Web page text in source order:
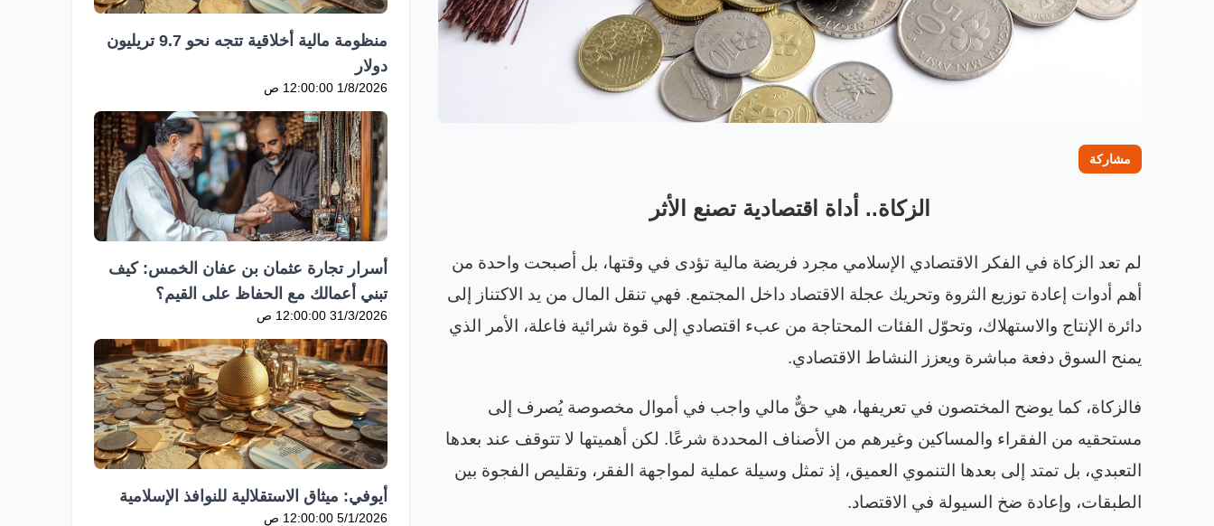
مشاركة
الزكاة.. أداة اقتصادية تصنع الأثر
لم تعد الزكاة في الفكر الاقتصادي الإسلامي مجرد فريضة مالية تؤدى في وقتها، بل أصبحت واحدة من
أهم أدوات إعادة توزيع الثروة وتحريك عجلة الاقتصاد داخل المجتمع. فهي تنقل المال من يد الاكتناز إلى
دائرة الإنتاج والاستهلاك، وتحوّل الفئات المحتاجة من عبء اقتصادي إلى قوة شرائية فاعلة، الأمر الذي
يمنح السوق دفعة مباشرة ويعزز النشاط الاقتصادي.
فالزكاة، كما يوضح المختصون في تعريفها، هي حقٌّ مالي واجب في أموال مخصوصة يُصرف إلى
مستحقيه من الفقراء والمساكين وغيرهم من الأصناف المحددة شرعًا. لكن أهميتها لا تتوقف عند بعدها
التعبدي، بل تمتد إلى بعدها التنموي العميق، إذ تمثل وسيلة عملية لمواجهة الفقر، وتقليص الفجوة بين
الطبقات، وإعادة ضخ السيولة في الاقتصاد.
منظومة مالية أخلاقية تتجه نحو 9.7 تريليون
دولار
1/8/2026 12:00:00 ص
أسرار تجارة عثمان بن عفان الخمس: كيف
تبني أعمالك مع الحفاظ على القيم؟
31/3/2026 12:00:00 ص
أيوفي: ميثاق الاستقلالية للنوافذ الإسلامية
5/1/2026 12:00:00 ص